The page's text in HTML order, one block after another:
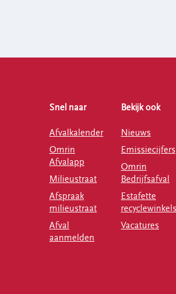
Snel naar
Afvalkalender
Omrin
Afvalapp
Milieustraat
Afspraak
milieustraat
Afval
aanmelden
Bekijk ook
Nieuws
Emissiecijfers
Omrin
Bedrijfsafval
Estafette
recyclewinkels
Vacatures